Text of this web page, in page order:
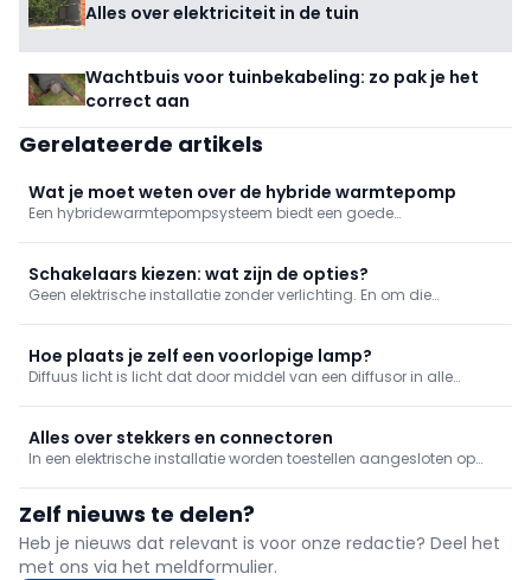
Alles over elektriciteit in de tuin
Wachtbuis voor tuinbekabeling: zo pak je het
correct aan
Gerelateerde artikels
Wat je moet weten over de hybride warmtepomp
Een hybridewarmtepompsysteem biedt een goede
nuttig? En wat is het verschil met een bivalente installatie?
Schakelaars kiezen: wat zijn de opties?
Geen elektrische installatie zonder verlichting. En om die
Schakelaars bestaan in verschillende uitvoeringen.
Hoe plaats je zelf een voorlopige lamp?
Diffuus licht is licht dat door middel van een diffusor in alle
Alles over stekkers en connectoren
In een elektrische installatie worden toestellen aangesloten op
toestel en de installatie, zowel voor elektrische voeding als voor
da
Zelf nieuws te delen?
Heb je nieuws dat relevant is voor onze redactie? Deel het
met ons via het meldformulier.